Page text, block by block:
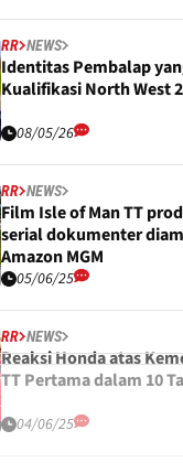
RR NEWS
Identitas Pembalap
Kualifikasi North West
08/05/26
RR NEWS
Film Isle of Man TT
serial dokumenter
Amazon MGM
05/06/25
RR NEWS
Reaksi Honda atas
TT Pertama dalam 10
04/06/25